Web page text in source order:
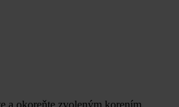
a okoreňte zvoleným korením,